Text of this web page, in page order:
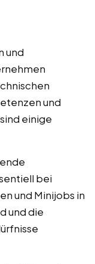
und
und
einige
bei
und Minijobs in
und die